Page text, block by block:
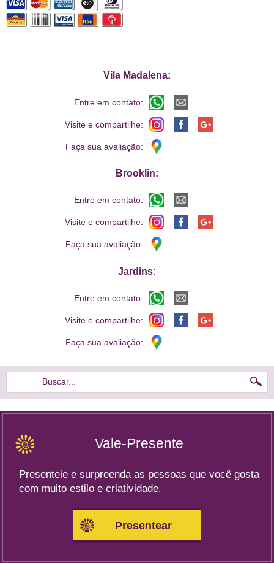
Vila Madalena:
Entre em contato:
Visite e compartilhe:
Faça sua avaliação:
Brooklin:
Entre em contato:
Visite e compartilhe:
Faça sua avaliação:
Jardins:
Entre em contato:
Visite e compartilhe:
Faça sua avaliação:
Buscar...
Vale-Presente
Presenteie e surpreenda as pessoas que você gosta
com muito estilo e criatividade.
Presentear